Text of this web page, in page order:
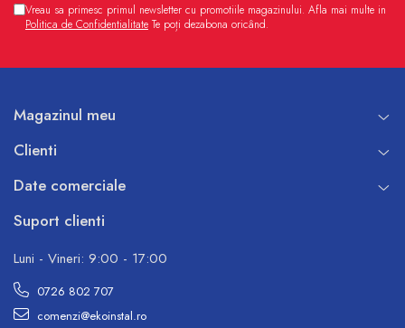
Vreau sa primesc primul newsletter cu promotiile magazinului. Afla mai multe in
Politica de Confidentialitate Te poți dezabona oricând.
Magazinul meu
Clienti
Date comerciale
Suport clienti
Luni - Vineri: 9:00 - 17:00
0726 802 707
comenzi@ekoinstal.ro